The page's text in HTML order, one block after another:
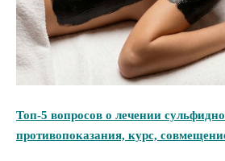
Топ-5 вопросов о лечении
противопоказания, курс,